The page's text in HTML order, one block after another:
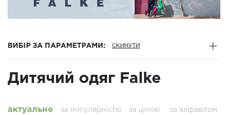
Увійти / Реєстрація
050 187 33 33
Графік роботи з 9:00 до 21:00
ПРО НАС
КОНТАКТИ
ВИБІР ЗА ПАРАМЕТРАМИ:
Дитячий одяг Falke
актуальне за популярністю за ціною за алфавітом